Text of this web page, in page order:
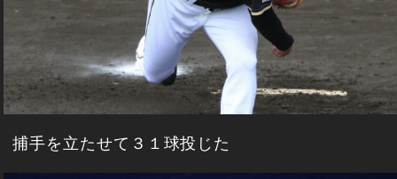
捕手を立たせて３１球投じた